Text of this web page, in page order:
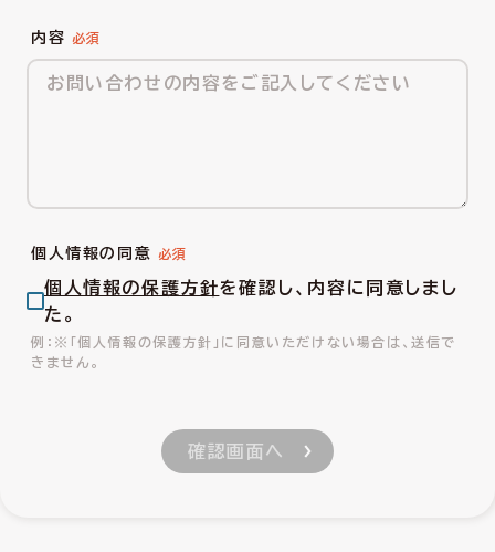
内容
個人情報の同意
個人情報の保護方針を確認し、内容に同意しまし
た。
※「個人情報の保護方針」に同意いただけない場合は、送信で
きません。